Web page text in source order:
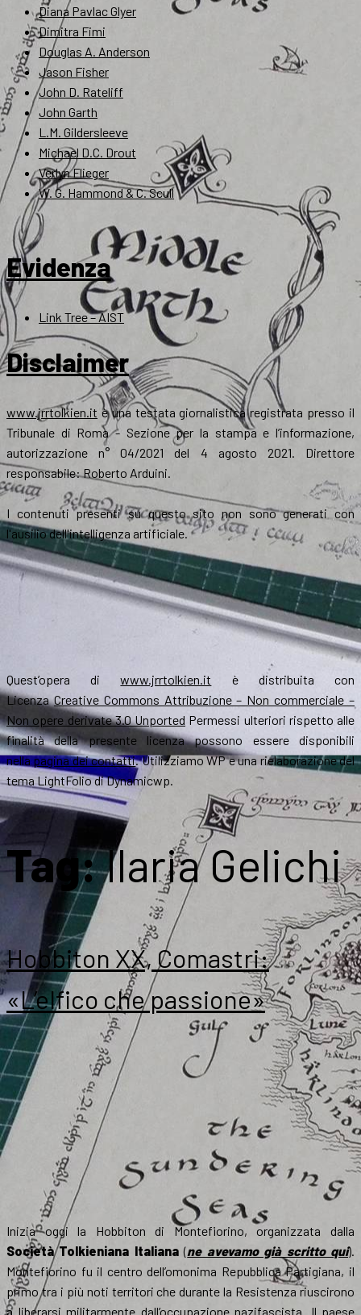
Diana Pavlac Glyer
Dimitra Fimi
Douglas A. Anderson
Jason Fisher
John D. Rateliff
John Garth
L.M. Gildersleeve
Michael D.C. Drout
Verlyn Flieger
W. G. Hammond & C. Scull
Evidenza
Link Tree – AIST
Disclaimer
www.jrrtolkien.it è una testata giornalistica registrata presso il
Tribunale di Roma - Sezione per la stampa e l’informazione,
autorizzazione n° 04/2021 del 4 agosto 2021. Direttore
responsabile: Roberto Arduini.
I contenuti presenti su questo sito non sono generati con
l'ausilio dell'intelligenza artificiale.
Quest’opera diwww.jrrtolkien.it è distribuita con
LicenzaCreative Commons Attribuzione – Non commerciale –
Non opere derivate 3.0 Unported Permessi ulteriori rispetto alle
finalità della presente licenza possono essere disponibili
nellapagina dei contatti. Utilizziamo WP e una rielaborazione del
tema LightFolio di Dynamicwp.
Tag:Ilaria Gelichi
Hobbiton XX, Comastri:
«L’elfico che passione»
Inizia oggi la Hobbiton di Montefiorino, organizzata dalla
Società Tolkieniana Italiana(ne avevamo già scritto qui).
Montefiorino fu il centro dell’omonima Repubblica Partigiana, il
primo tra i più noti territori che durante la Resistenza riuscirono
a liberarsi militarmente dall’occupazione nazifascista. Il paese